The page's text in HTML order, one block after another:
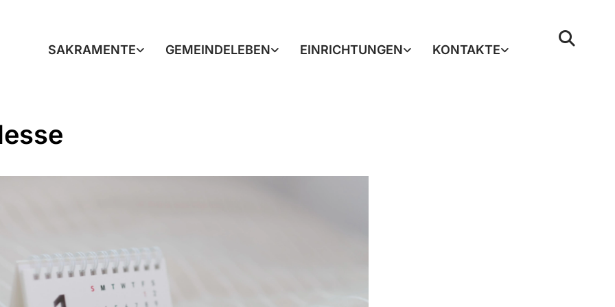
SAKRAMENTE GEMEINDELEBEN EINRICHTUNGEN KONTAKTE